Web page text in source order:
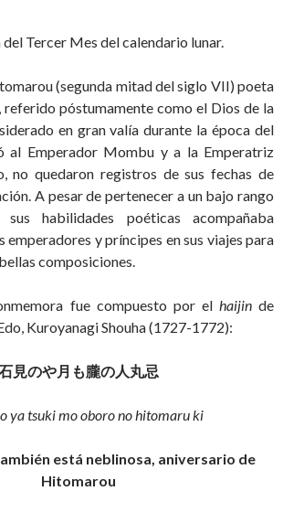
Tercer Mes del calendario lunar.
(segunda mitad del siglo VII) poeta
póstumamente como el Dios de la
en gran valía durante la época del
al Emperador Mombu y a la Emperatriz
no quedaron registros de sus fechas de
A pesar de pertenecer a un bajo rango
habilidades poéticas acompañaba
emperadores y príncipes en sus viajes para
composiciones.
fue compuesto por el haijinde
Kuroyanagi Shouha (1727-1772):
見のや月も朧の人丸忌
ya tsuki mo oboro no hitomaru ki
está neblinosa, aniversario de
Hitomarou